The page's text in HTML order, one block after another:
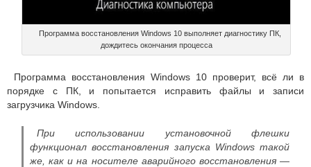
Программа восстановления Windows 10 выполняет диагностику ПК,
дождитесь окончания процесса
Программа восстановления Windows 10 проверит, всё ли в
порядке с ПК, и попытается исправить файлы и записи
загрузчика Windows.
При использовании установочной флешки
функционал восстановления запуска Windows такой
же, как и на носителе аварийного восстановления —